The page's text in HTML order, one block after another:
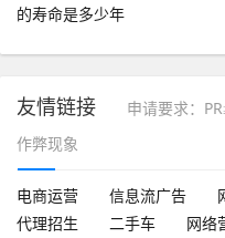
的寿命是多少年
友情链接
申请要求：
作弊现象
电商运营 信息流广告
代理招生
二手车 网络